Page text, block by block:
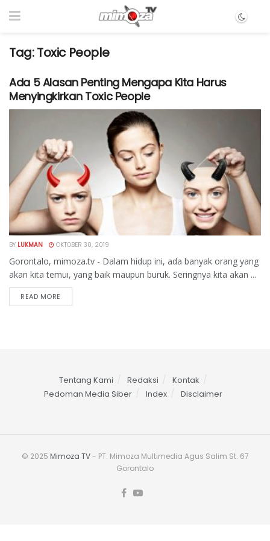
Tag:Toxic People
Ada 5 Alasan Penting Mengapa Kita Harus
Menyingkirkan Toxic People
BY LUKMAN OKTOBER 30, 2019
Gorontalo, mimoza.tv - Dalam hidup ini, ada banyak orang yang
akan kita temui, yang baik maupun buruk. Seringnya kita akan ...
READ MORE
Tentang Kami Redaksi
Kontak
Pedoman Media Siber
Index Disclaimer
© 2025 Mimoza TV- PT. Mimoza Multimedia Agus Salim St. 67
Gorontalo